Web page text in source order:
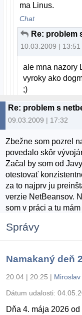
ma Linus.
Chat
Re: problem
10.03.2009 | 13:51
ale mna nazory
vyroky ako
;)
Re: problem s
09.03.2009 | 17:32
Zbežne som pozrel
povedalo skôr
Začal by som od
otestovať
za to najprv ju
verzie NetBeansov.
som v práci a tu
Správy
Namakaný deň
20.04 | 20:25 |
Dátum udalosti:
Dňa 4. mája 2026